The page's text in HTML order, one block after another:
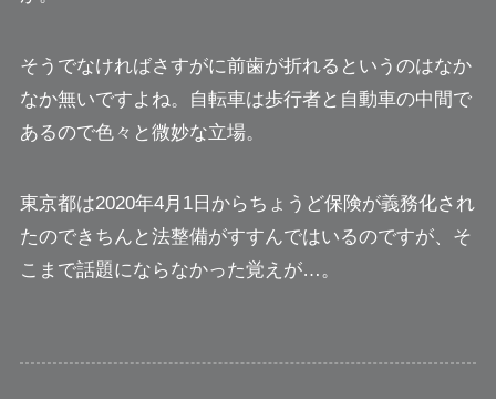
そうでなければさすがに前歯が折れるというのはなか
なか無いですよね。自転車は歩行者と自動車の中間で
あるので色々と微妙な立場。
東京都は2020年4月1日からちょうど保険が義務化され
たのできちんと法整備がすすんではいるのですが、そ
こまで話題にならなかった覚えが…。